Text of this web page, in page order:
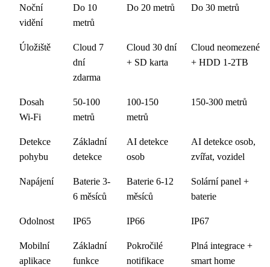
Noční
vidění
Do 10
metrů
Do 20 metrů Do 30 metrů
Úložiště
Cloud 7
dní
zdarma
Cloud 30 dní
+ SD karta
Cloud neomezené
+ HDD 1-2TB
Dosah
Wi-Fi
50-100
metrů
100-150
metrů
150-300 metrů
Detekce
pohybu
Základní
detekce
AI detekce
osob
AI detekce osob,
zvířat, vozidel
Napájení
Baterie 3-
6 měsíců
Baterie 6-12
měsíců
Solární panel +
baterie
Odolnost IP65 IP66 IP67
Mobilní
aplikace
Základní
funkce
Pokročilé
notifikace
Plná integrace +
smart home